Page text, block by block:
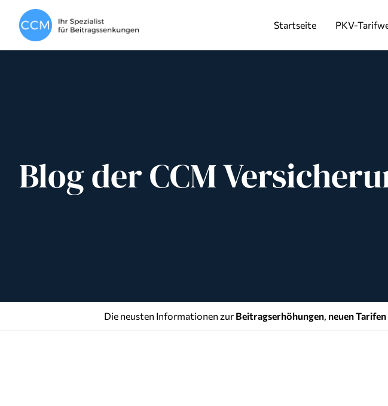
Startseite PKV-
Blog der CCM
Die neusten Informationen zur Beitragserhöhungen, neuen Tarifen